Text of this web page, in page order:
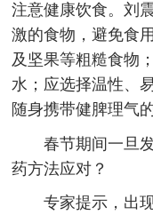
注意健康饮食。刘
激的食物，避免食
及坚果等粗糙食物
水；应选择温性、
随身携带健脾理气
春节期间一旦
药方法应对？
专家提示，出